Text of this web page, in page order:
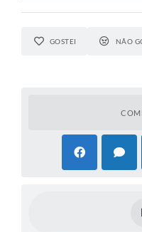
GOSTEI NÃO